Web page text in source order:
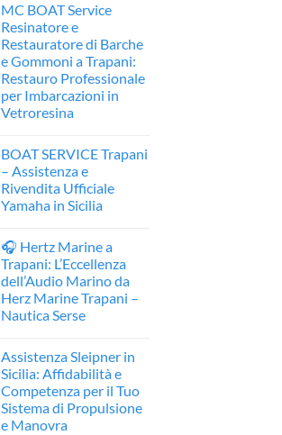
MC BOAT Service
Resinatore e
Restauratore di Barche
e Gommoni a Trapani:
Restauro Professionale
per Imbarcazioni in
Vetroresina
su
BOAT
Service
Resinatore
Barche
e
Gommoni
a
Trapani:
Restauro
Professionale
in
Vetroresina
BOAT SERVICE Trapani
– Assistenza e
Rivendita Ufficiale
Yamaha in Sicilia
su
BOAT
SERVICE
Trapani
–
Assistenza
e
Yamaha
in
Sicilia
🎧 Hertz Marine a
Trapani: L’Eccellenza
dell’Audio Marino da
Herz Marine Trapani –
Nautica Serse
su
🎧
Hertz
Marine
a
Trapani:
L’Eccellenza
Assistenza Sleipner in
Sicilia: Affidabilità e
Competenza per il Tuo
Sistema di Propulsione
e Manovra